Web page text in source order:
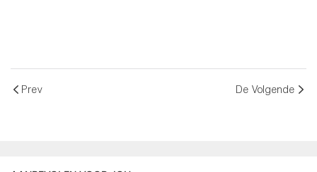
Prev De Volgende